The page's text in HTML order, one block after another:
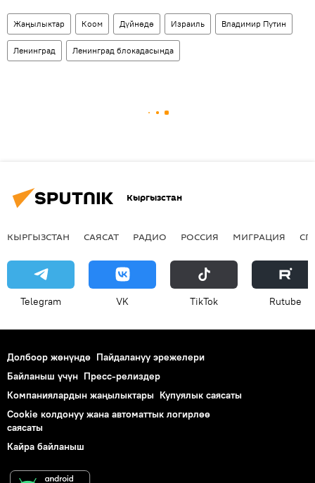
Жаңылыктар Коом Дүйнөдө Израиль Владимир Путин
Ленинград Ленинград блокадасында
Кыргызстан
КЫРГЫЗСТАН САЯСАТ РАДИО РОССИЯ МИГРАЦИЯ
Telegram VK ТikТоk Rutube
Долбоор жөнүндө Пайдалануу эрежелери
Байланыш үчүн Пресс-релиздер
Компаниялардын жаңылыктары Купуялык саясаты
Cookie колдонуу жана автоматтык логирлөө
саясаты
Кайра байланыш